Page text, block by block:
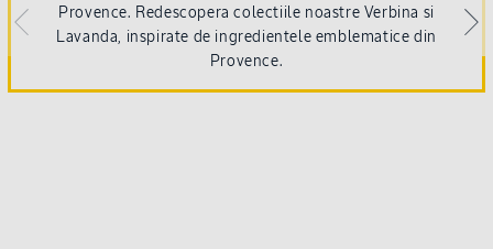
Provence. Redescopera colectiile noastre Verbina si
Lavanda, inspirate de ingredientele emblematice din
Provence.